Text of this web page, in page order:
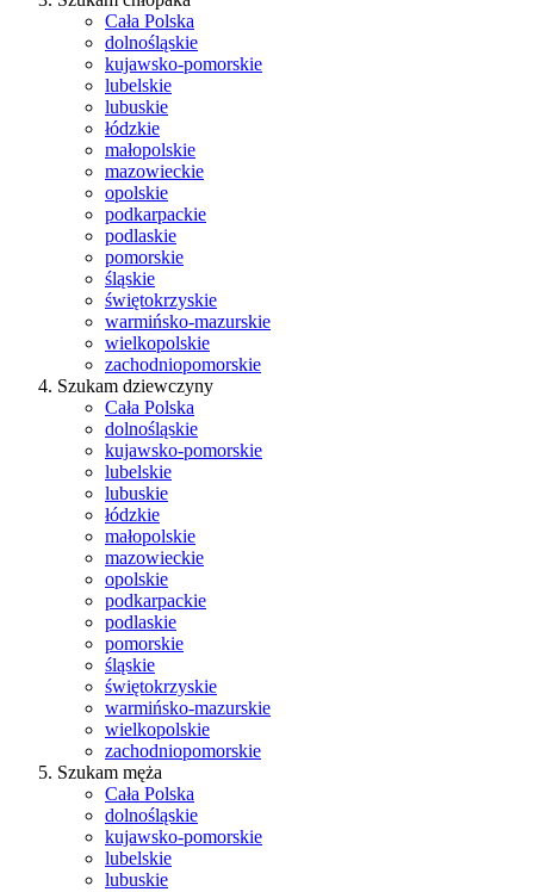
Cała Polska
dolnośląskie
kujawsko-pomorskie
lubelskie
lubuskie
łódzkie
małopolskie
mazowieckie
opolskie
podkarpackie
podlaskie
pomorskie
śląskie
świętokrzyskie
warmińsko-mazurskie
wielkopolskie
zachodniopomorskie
Szukam dziewczyny
Cała Polska
dolnośląskie
kujawsko-pomorskie
lubelskie
lubuskie
łódzkie
małopolskie
mazowieckie
opolskie
podkarpackie
podlaskie
pomorskie
śląskie
świętokrzyskie
warmińsko-mazurskie
wielkopolskie
zachodniopomorskie
Szukam męża
Cała Polska
dolnośląskie
kujawsko-pomorskie
lubelskie
lubuskie